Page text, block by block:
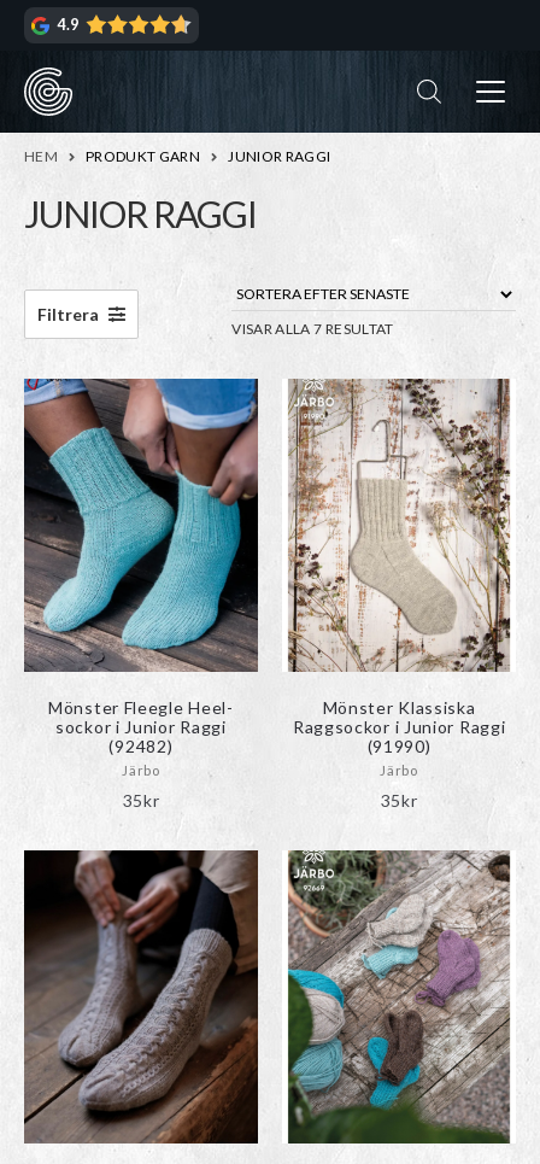
Hoppa
navigering
Hoppa
innehåll
4.9
HEM PRODUKT GARN JUNIOR RAGGI
JUNIOR RAGGI
VISAR ALLA 7 RESULTATSORTERA
Filtrera
Mönster Fleegle Heel-
sockor i Junior Raggi
(92482)
Järbo
35kr
Mönster Klassiska
Raggsockor i Junior Raggi
(91990)
Järbo
35kr